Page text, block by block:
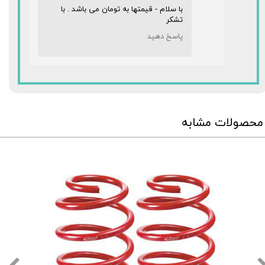
با سلام - قیمتها به تومان می باشد . با
تشکر
پاسخ دهید
محصولات مشابه